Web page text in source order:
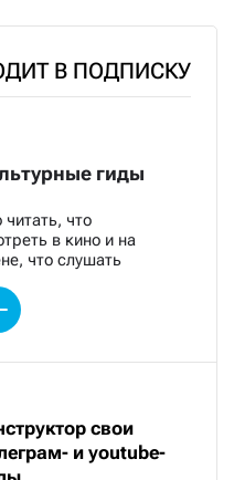
В ПОДПИСКУ
гиды
читать, что
в кино и на
что слушать
свои
и youtube-